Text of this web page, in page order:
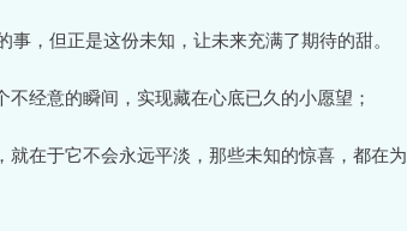
，但正是这份未知，让未来充满了期待的甜。
经意的瞬间，实现藏在心底已久的小愿望；
在于它不会永远平淡，那些未知的惊喜，都在为